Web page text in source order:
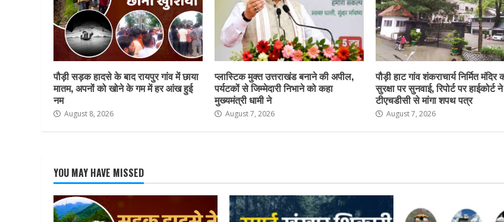
पौड़ी सड़क हादसे के बाद रायपुर गांव में छाया
मातम, अपनों को खोने के गम में हर आंख हुई
नम
August 8, 2026
प्लास्टिक मुक्त उत्तराखंड बनाने की अपील,
पर्यटकों से जिम्मेदारी निभाने को कहा
मुख्यमंत्री धामी ने
August 7, 2026
पौड़ी हाट गांव शंकराचार्य निर्मित मंदिर
सुरक्षा पर सुनवाई, रिपोर्ट पर हाईकोर्ट ने
टीएचडीसी से मांगा शपथ पत्र
August 7, 2026
YOU MAY HAVE MISSED